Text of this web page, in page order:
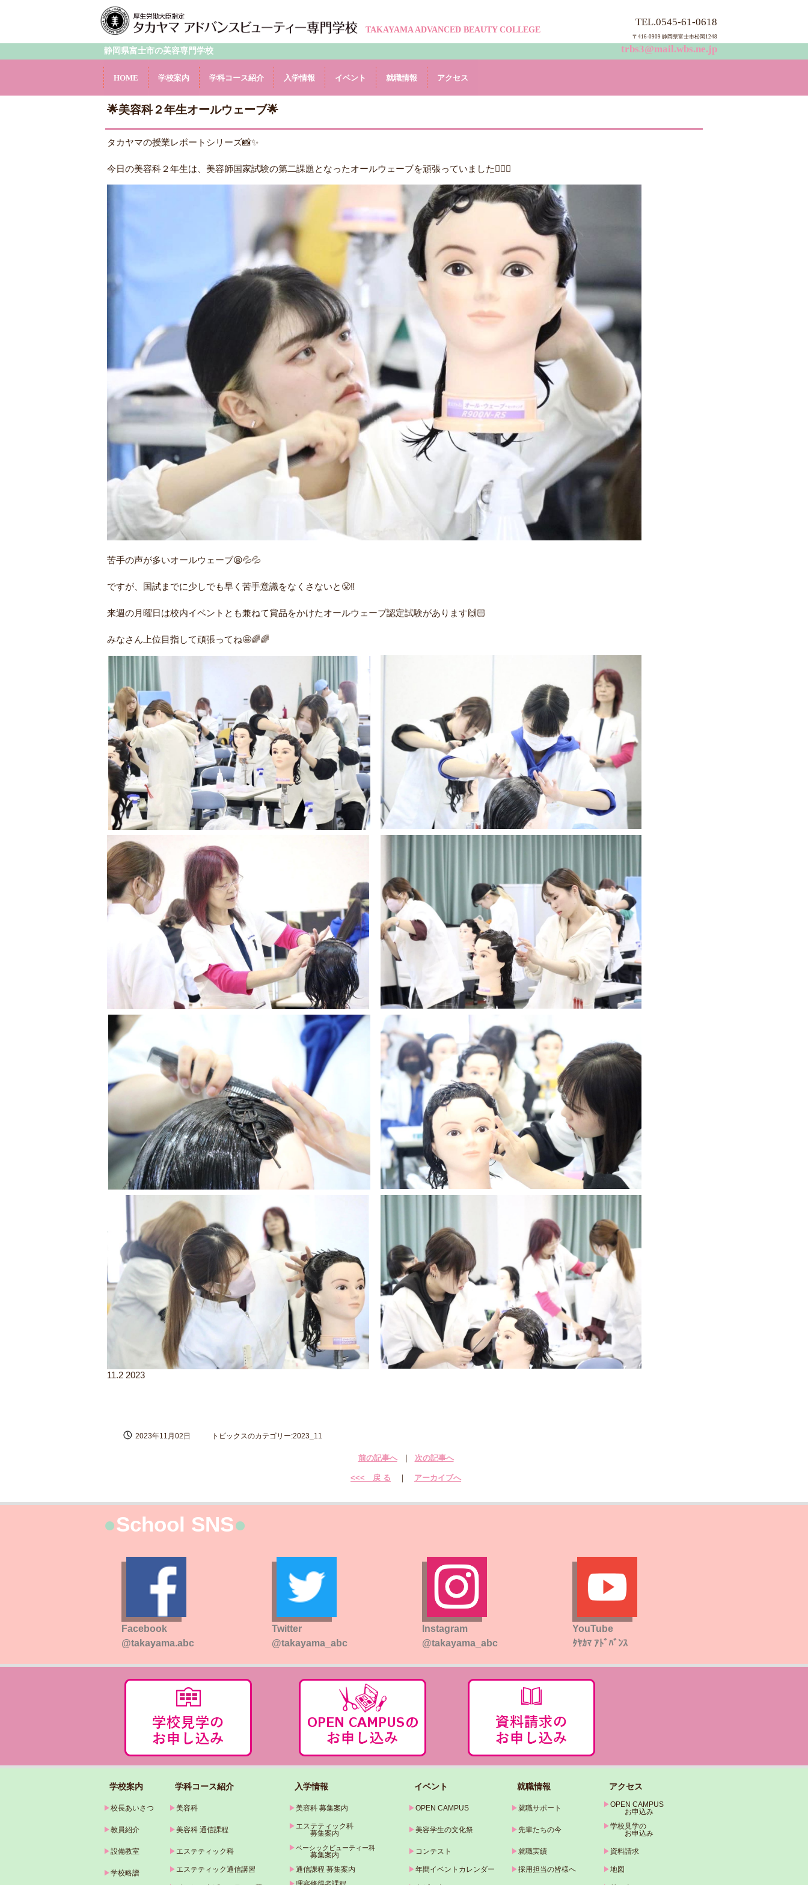
静岡県富士市の美容専門学校
TEL.0545-61-0618
〒416-0909 静岡県富士市松岡1248
trbs3@mail.wbs.ne.jp
TAKAYAMA ADVANCED BEAUTY COLLEGE
HOME 学校案内 学科コース紹介 入学情報 イベント 就職情報 アクセス
🌟美容科２年生オールウェーブ🌟
タカヤマの授業レポートシリーズ📸✨
今日の美容科２年生は、美容師国家試験の第二課題となったオールウェーブを頑張っていました✊🏻🔥
苦手の声が多いオールウェーブ😫💦💦
ですが、国試までに少しでも早く苦手意識をなくさないと😤‼️
来週の月曜日は校内イベントとも兼ねて賞品をかけたオールウェーブ認定試験があります🙌🏻
みなさん上位目指して頑張ってね🤩🌈🌈
11.2 2023
前の記事へ| 次の記事へ
<<< 戻 る ｜ アーカイブへ
2023年11月02日 トピックスのカテゴリー:2023_11
●School SNS●
Facebook
@takayama.abc
Twitter
@takayama_abc
Instagram
@takayama_abc
YouTube
ﾀﾔｶﾏ ｱﾄﾞﾊﾞﾝｽ
学校案内 学科コース紹介 入学情報 イベント 就職情報 アクセス
▶校長あいさつ ▶美容科 ▶美容科 募集案内 ▶OPEN CAMPUS ▶就職サポート ▶OPEN CAMPUS
お申込み
▶教員紹介 ▶美容科 通信課程 ▶ エステティック科
募集案内
▶美容学生の文化祭 ▶先輩たちの今 ▶学校見学の
お申込み
▶設備教室 ▶ エステティック科 ▶ベーシックビューティー科
募集案内 ▶ コンテスト ▶就職実績 ▶ 資料請求
▶学校略譜 ▶ エステティック通信講習 ▶通信課程 募集案内 ▶年間イベントカレンダー ▶採用担当の皆様へ ▶地図